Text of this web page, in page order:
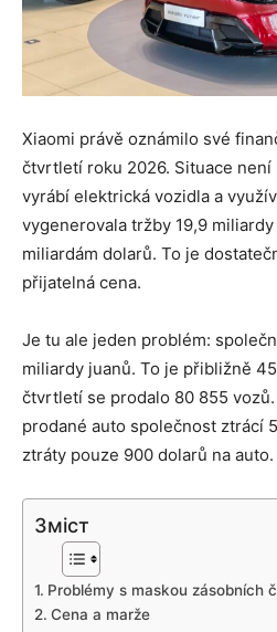
Xiaomi právě oznámilo své
čtvrtletí roku 2026. Situace
vyrábí elektrická vozidla a
vygenerovala tržby 19,9
miliardám dolarů. To je
přijatelná cena.
Je tu ale jeden problém:
miliardy juanů. To je přibližně
čtvrtletí se prodalo 80 855
prodané auto společnost ztrácí
ztráty pouze 900 dolarů na
Зміст
Problémy s maskou zásobních
Cena a marže